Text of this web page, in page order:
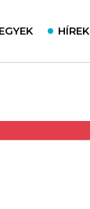
HÍREK